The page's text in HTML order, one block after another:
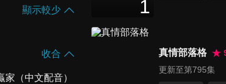
顯示較少
收合
第
1
真情部落格
更新至第795集